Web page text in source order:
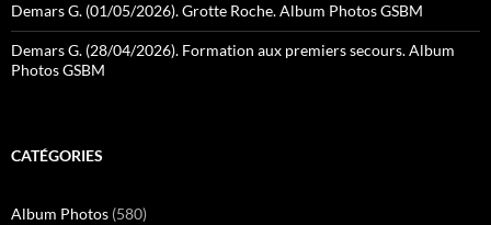
Demars G. (01/05/2026). Grotte Roche. Album Photos GSBM
Demars G. (28/04/2026). Formation aux premiers secours. Album
Photos GSBM
CATÉGORIES
Album Photos (580)